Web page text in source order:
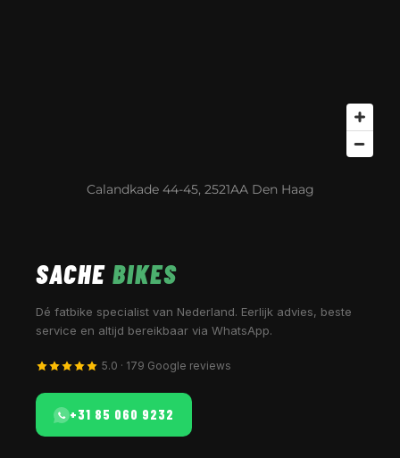
Calandkade 44-45, 2521AA Den Haag
SACHE BIKES
Dé fatbike specialist van Nederland. Eerlijk advies, beste
service en altijd bereikbaar via WhatsApp.
5.0 · 179 Google reviews
+31 85 060 9232